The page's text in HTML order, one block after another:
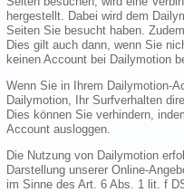
hergestellt. Dabei wird dem
Seiten Sie besucht haben.
Dies gilt auch dann, wenn Sie
keinen Account bei Dailymotion
Wenn Sie in Ihrem Dailymotion-
Dailymotion, Ihr Surfverhalten
Dies können Sie verhindern,
Account ausloggen.
Die Nutzung von Dailymotion
Darstellung unserer Online-
im Sinne des Art. 6 Abs. 1 lit. f